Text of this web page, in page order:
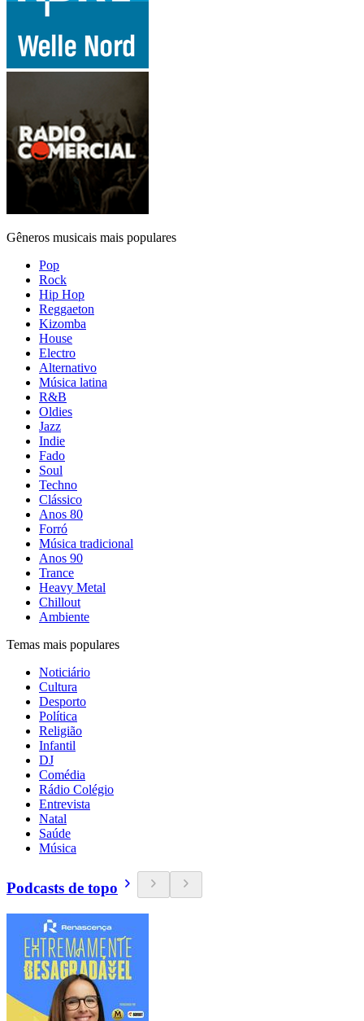
Gêneros musicais mais populares
Pop
Rock
Hip Hop
Reggaeton
Kizomba
House
Electro
Alternativo
Música latina
R&B
Oldies
Jazz
Indie
Fado
Soul
Techno
Clássico
Anos 80
Forró
Música tradicional
Anos 90
Trance
Heavy Metal
Chillout
Ambiente
Temas mais populares
Noticiário
Cultura
Desporto
Política
Religião
Infantil
DJ
Comédia
Rádio Colégio
Entrevista
Natal
Saúde
Música
Podcasts de topo